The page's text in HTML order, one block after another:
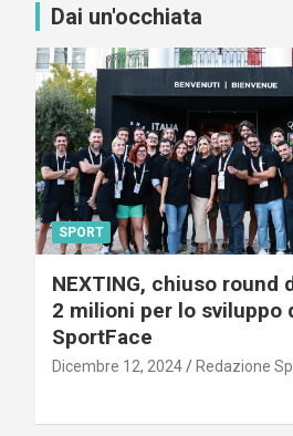
Dai un'occhiata
SPORT
NEXTING, chiuso round
2 milioni per lo sviluppo
SportFace
Dicembre 12, 2024 Redazione